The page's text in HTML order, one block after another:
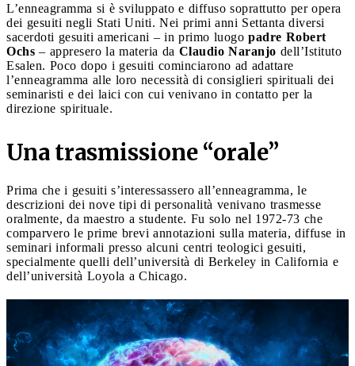
L’enneagramma si è sviluppato e diffuso soprattutto per opera
dei gesuiti negli Stati Uniti. Nei primi anni Settanta diversi
sacerdoti gesuiti americani – in primo luogo padre Robert
Ochs – appresero la materia da Claudio Naranjo dell’Istituto
Esalen. Poco dopo i gesuiti cominciarono ad adattare
l’enneagramma alle loro necessità di consiglieri spirituali dei
seminaristi e dei laici con cui venivano in contatto per la
direzione spirituale.
Una trasmissione “orale”
Prima che i gesuiti s’interessassero all’enneagramma, le
descrizioni dei nove tipi di personalità venivano trasmesse
oralmente, da maestro a studente. Fu solo nel 1972-73 che
comparvero le prime brevi annotazioni sulla materia, diffuse in
seminari informali presso alcuni centri teologici gesuiti,
specialmente quelli dell’università di Berkeley in California e
dell’università Loyola a Chicago.